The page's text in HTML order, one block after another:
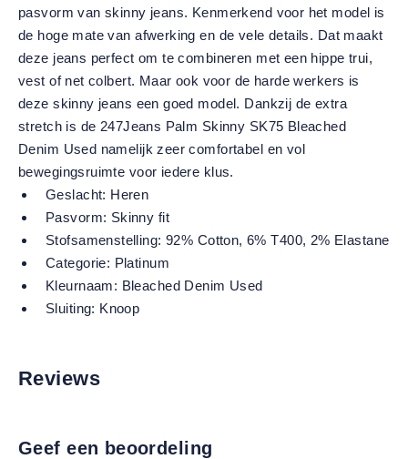
pasvorm van skinny jeans. Kenmerkend voor het model is
de hoge mate van afwerking en de vele details. Dat maakt
deze jeans perfect om te combineren met een hippe trui,
vest of net colbert. Maar ook voor de harde werkers is
deze skinny jeans een goed model. Dankzij de extra
stretch is de 247Jeans Palm Skinny SK75 Bleached
Denim Used namelijk zeer comfortabel en vol
bewegingsruimte voor iedere klus.
Geslacht: Heren
Pasvorm: Skinny fit
Stofsamenstelling: 92% Cotton, 6% T400, 2% Elastane
Categorie: Platinum
Kleurnaam: Bleached Denim Used
Sluiting: Knoop
Reviews
Geef een beoordeling